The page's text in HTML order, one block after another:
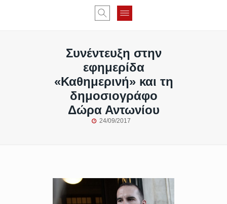
Συνέντευξη στην
εφημερίδα
«Καθημερινή» και τη
δημοσιογράφο
Δώρα Αντωνίου
24/09/2017